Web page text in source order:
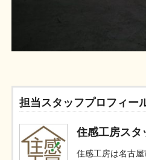
担当スタッフプロフィー
住感工房スタ
住感工房は名古